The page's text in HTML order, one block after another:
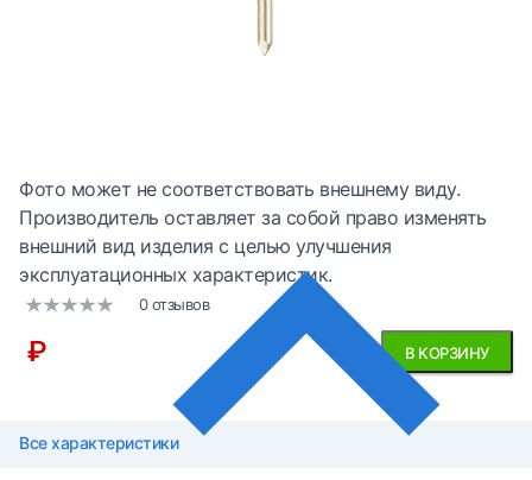
Фото может не соответствовать внешнему виду.
Производитель оставляет за собой право изменять
внешний вид изделия с целью улучшения
эксплуатационных характеристик.
0 отзывов
₽ В КОРЗИНУ
Все характеристики